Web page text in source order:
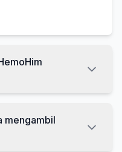
mengambil